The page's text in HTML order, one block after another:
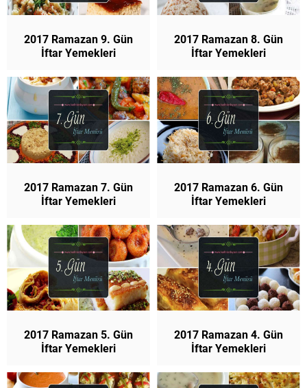
2017 Ramazan 9. Gün
İftar Yemekleri
2017 Ramazan 8. Gün
İftar Yemekleri
2017 Ramazan 7. Gün
İftar Yemekleri
2017 Ramazan 6. Gün
İftar Yemekleri
2017 Ramazan 5. Gün
İftar Yemekleri
2017 Ramazan 4. Gün
İftar Yemekleri